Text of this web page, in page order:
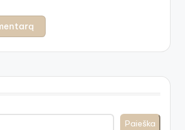
Paieška